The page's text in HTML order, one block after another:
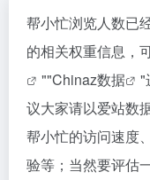
帮小忙浏览人数已
的相关权重信息，
""Chinaz数据
"
议大家请以爱站数
帮小忙的访问速度
验等；当然要评估